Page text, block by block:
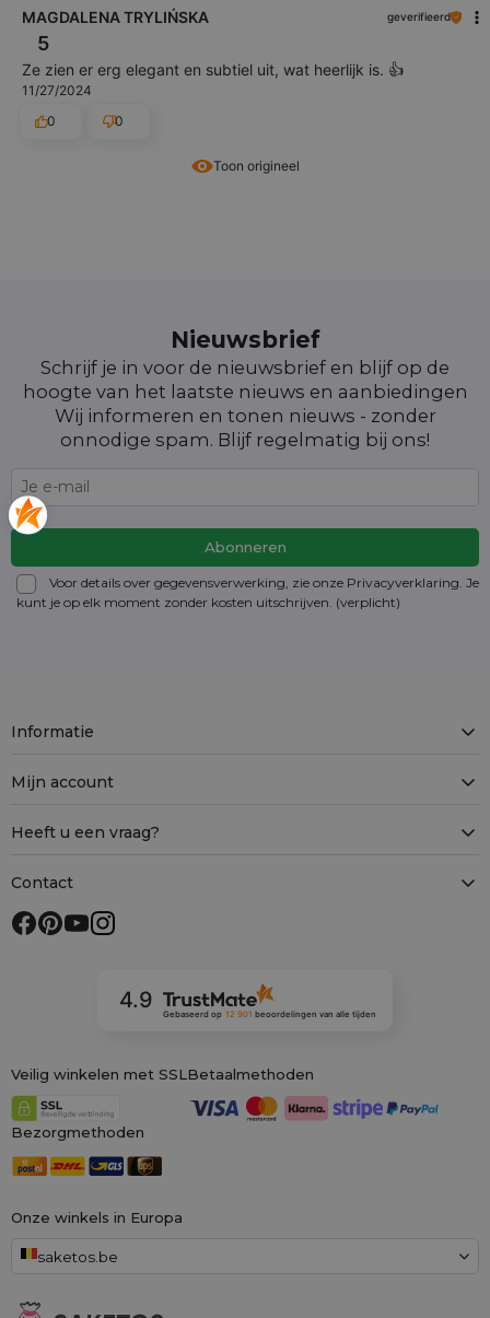
Toon origineel
MAGDALENA TRYLIŃSKA geverifieerd
5
Ze zien er erg elegant en subtiel uit, wat heerlijk is. 👍️
11/27/2024
0
0
Nieuwsbrief
Schrijf je in voor de nieuwsbrief en blijf op de
hoogte van het laatste nieuws en aanbiedingen
Wij informeren en tonen nieuws - zonder
onnodige spam. Blijf regelmatig bij ons!
Voor details over gegevensverwerking, zie onze Privacyverklaring. Je
kunt je op elk moment zonder kosten uitschrijven. (verplicht)
Onze winkels in Europa
saketos.be
Informatie
Mijn account
Heeft u een vraag?
Contact
4.9
Gebaseerd op 12 901 beoordelingen van alle tijden
Veilig winkelen met SSLBetaalmethoden
Bezorgmethoden